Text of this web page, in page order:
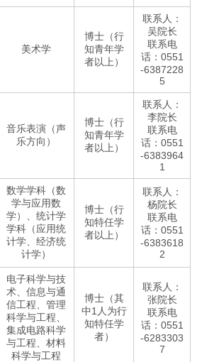
美术学
博士（行
知青年学
者以上）
联系人：
吴院长
联系电
话：0551
-6387228
5
音乐表演（声
乐方向）
博士（行
知青年学
者以上）
联系人：
李院长
联系电
话：0551
-6383964
1
数学学科（数
学与应用数
学）、统计学
学科（应用统
计学、经济统
计学）
博士（行
知特任学
者以上）
联系人：
杨院长
联系电
话：0551
-6383618
2
电子科学与技
术、信息与通
信工程、管理
科学与工程、
集成电路科学
与工程、材料
科学与工程
博士（其
中1人为行
知特任学
者）
联系人：
张院长
联系电
话：0551
-6283303
7